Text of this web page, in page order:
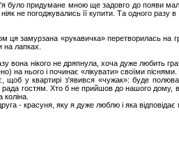
було придумане мною ще задовго до появи
не погоджувались її купити. Та одного
ця замурзана «рукавичка» перетворилась на
лапках.
вона нікого не дряпнула, хоча дуже любить
на нього і починає «лікувати» своїми піснями.
щоб у квартирі з'явився «чужак»: буде
гостям. Хто б не прийшов до нашого дому,
- красуня, яку я дуже люблю і яка